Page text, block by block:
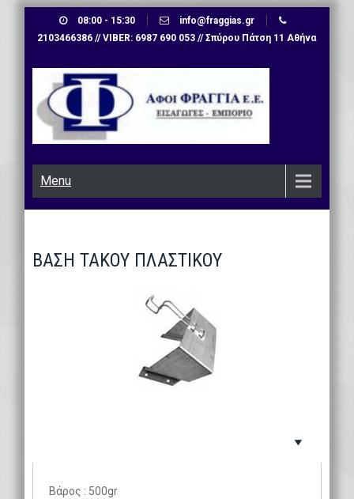
08:00 - 15:30
info@fraggias.gr
2103466386 // VIBER: 6987 690 053 // Σπύρου Πάτση 11 Αθήνα
Menu
ΒΑΣΗ ΤΑΚΟΥ ΠΛΑΣΤΙΚΟΥ
Βάρος : 500gr